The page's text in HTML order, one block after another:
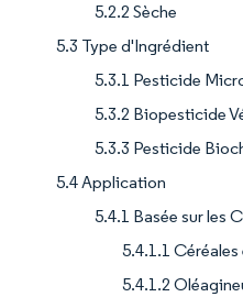
5.2.2 Sèche
5.3 Type d'Ingrédient
5.3.1 Pesticide
5.3.2 Biopesticide
5.3.3 Pesticide
5.4 Application
5.4.1 Basée sur les
5.4.1.1 Céréales
5.4.1.2